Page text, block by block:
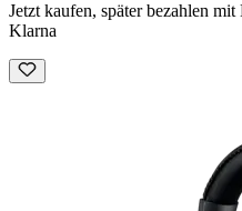
Jetzt kaufen, später bezahlen
Klarna